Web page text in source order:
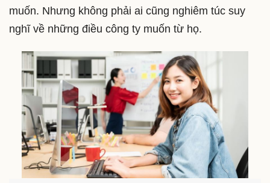
muốn. Nhưng không phải ai cũng nghiêm túc suy
nghĩ về những điều công ty muốn từ họ.